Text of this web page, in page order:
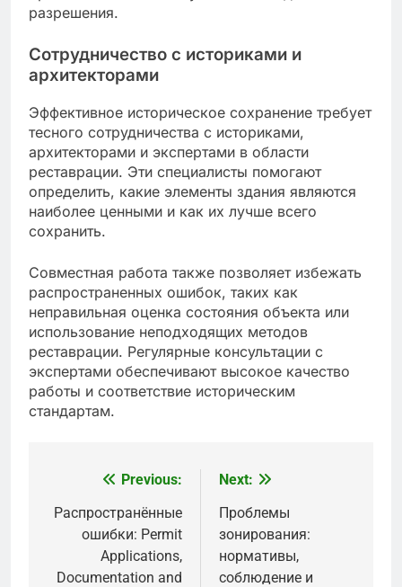
разрешения.
Сотрудничество с историками и
архитекторами
Эффективное историческое сохранение требует
тесного сотрудничества с историками,
архитекторами и экспертами в области
реставрации. Эти специалисты помогают
определить, какие элементы здания являются
наиболее ценными и как их лучше всего
сохранить.
Совместная работа также позволяет избежать
распространенных ошибок, таких как
неправильная оценка состояния объекта или
использование неподходящих методов
реставрации. Регулярные консультации с
экспертами обеспечивают высокое качество
работы и соответствие историческим
стандартам.
navigation
Previous:
Распространённые
ошибки: Permit
Applications,
Documentation and
Next:
Проблемы
зонирования:
нормативы,
соблюдение и